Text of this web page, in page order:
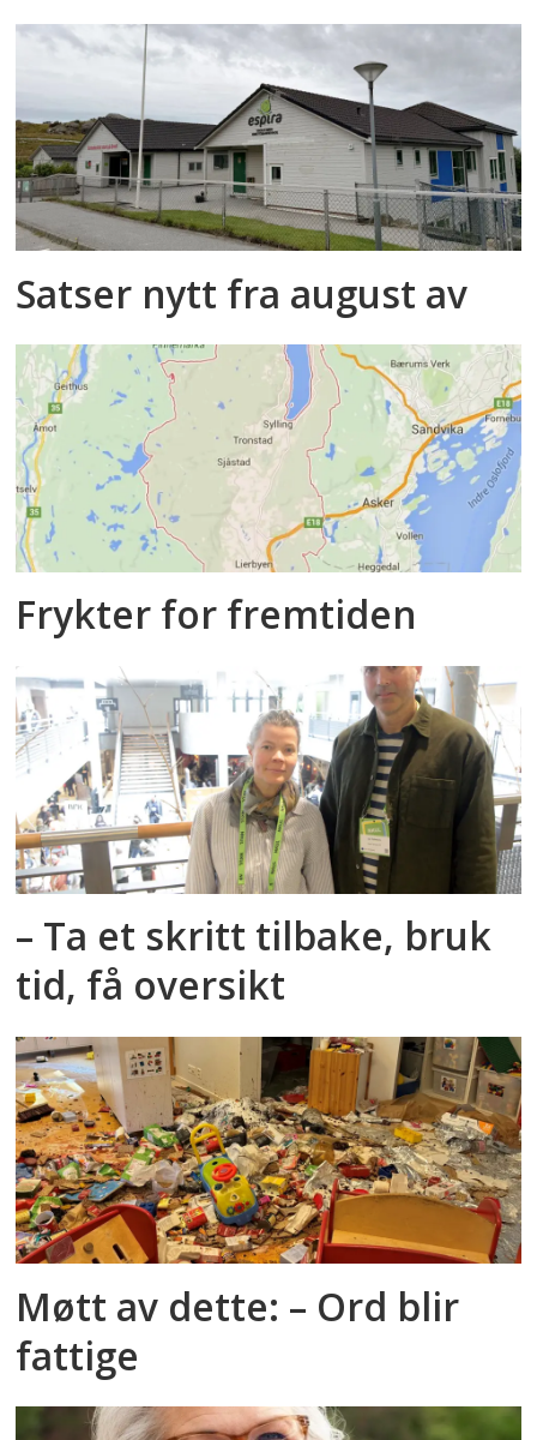
Satser nytt fra august av
Frykter for fremtiden
– Ta et skritt tilbake, bruk
tid, få oversikt
Møtt av dette: – Ord blir
fattige